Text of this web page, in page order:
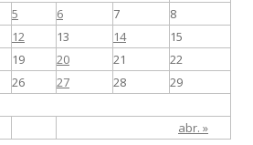
abr. »
5 6 7
8
12 13 14
15
19 20 21
22
26 27 28
29